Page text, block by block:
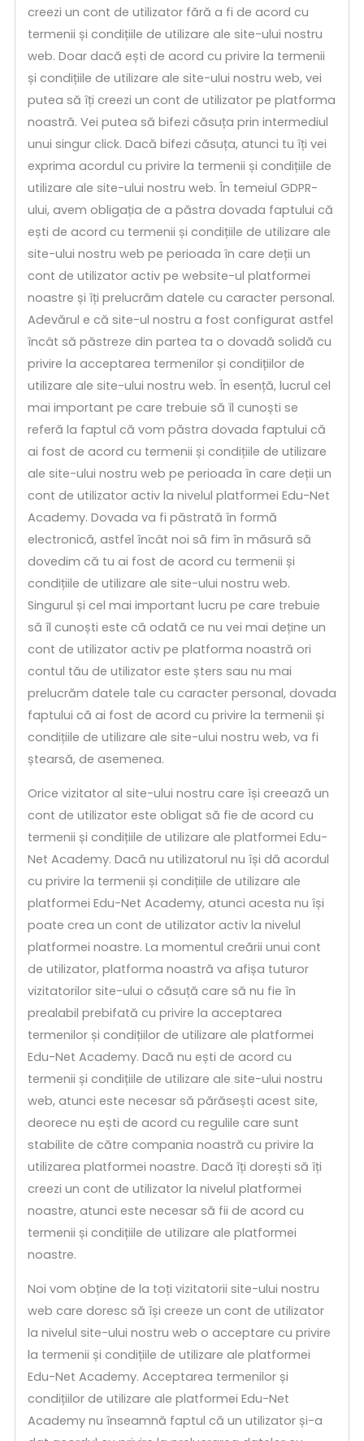
creezi un cont de utilizator fără a fi de acord cu
termenii și condițiile de utilizare ale site-ului nostru
web. Doar dacă ești de acord cu privire la termenii
și condițiile de utilizare ale site-ului nostru web, vei
putea să îți creezi un cont de utilizator pe platforma
noastră. Vei putea să bifezi căsuța prin intermediul
unui singur click. Dacă bifezi căsuța, atunci tu îți vei
exprima acordul cu privire la termenii și condițiile de
utilizare ale site-ului nostru web. În temeiul GDPR-
ului, avem obligația de a păstra dovada faptului că
ești de acord cu termenii și condițiile de utilizare ale
site-ului nostru web pe perioada în care deții un
cont de utilizator activ pe website-ul platformei
noastre și îți prelucrăm datele cu caracter personal.
Adevărul e că site-ul nostru a fost configurat astfel
încât să păstreze din partea ta o dovadă solidă cu
privire la acceptarea termenilor și condițiilor de
utilizare ale site-ului nostru web. În esență, lucrul cel
mai important pe care trebuie să îl cunoști se
referă la faptul că vom păstra dovada faptului că
ai fost de acord cu termenii și condițiile de utilizare
ale site-ului nostru web pe perioada în care deții un
cont de utilizator activ la nivelul platformei Edu-Net
Academy. Dovada va fi păstrată în formă
electronică, astfel încât noi să fim în măsură să
dovedim că tu ai fost de acord cu termenii și
condițiile de utilizare ale site-ului nostru web.
Singurul și cel mai important lucru pe care trebuie
să îl cunoști este că odată ce nu vei mai deține un
cont de utilizator activ pe platforma noastră ori
contul tău de utilizator este șters sau nu mai
prelucrăm datele tale cu caracter personal, dovada
faptului că ai fost de acord cu privire la termenii și
condițiile de utilizare ale site-ului nostru web, va fi
ștearsă, de asemenea.
Orice vizitator al site-ului nostru care își creează un
cont de utilizator este obligat să fie de acord cu
termenii și condițiile de utilizare ale platformei Edu-
Net Academy. Dacă nu utilizatorul nu își dă acordul
cu privire la termenii și condițiile de utilizare ale
platformei Edu-Net Academy, atunci acesta nu își
poate crea un cont de utilizator activ la nivelul
platformei noastre. La momentul creării unui cont
de utilizator, platforma noastră va afișa tuturor
vizitatorilor site-ului o căsuță care să nu fie în
prealabil prebifată cu privire la acceptarea
termenilor și condițiilor de utilizare ale platformei
Edu-Net Academy. Dacă nu ești de acord cu
termenii și condițiile de utilizare ale site-ului nostru
web, atunci este necesar să părăsești acest site,
deorece nu ești de acord cu regulile care sunt
stabilite de către compania noastră cu privire la
utilizarea platformei noastre. Dacă îți dorești să îți
creezi un cont de utilizator la nivelul platformei
noastre, atunci este necesar să fii de acord cu
termenii și condițiile de utilizare ale platformei
noastre.
Noi vom obține de la toți vizitatorii site-ului nostru
web care doresc să își creeze un cont de utilizator
la nivelul site-ului nostru web o acceptare cu privire
la termenii și condițiile de utilizare ale platformei
Edu-Net Academy. Acceptarea termenilor și
condițiilor de utilizare ale platformei Edu-Net
Academy nu înseamnă faptul că un utilizator și-a